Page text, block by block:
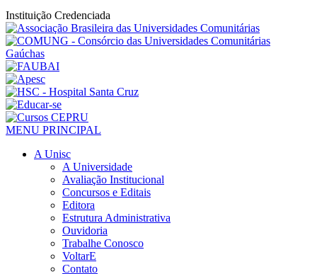
Instituição Credenciada
MENU PRINCIPAL
A Unisc
A Universidade
Avaliação Institucional
Concursos e Editais
Editora
Estrutura Administrativa
Ouvidoria
Trabalhe Conosco
VoltarE
Contato